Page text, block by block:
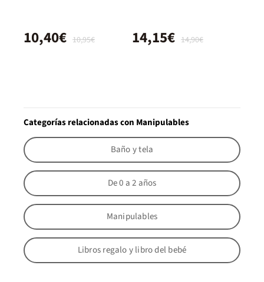
10,95€
10,40€ 14,90€
14,15€
Categorías relacionadas con Manipulables
Baño y tela
De 0 a 2 años
Manipulables
Libros regalo y libro del bebé